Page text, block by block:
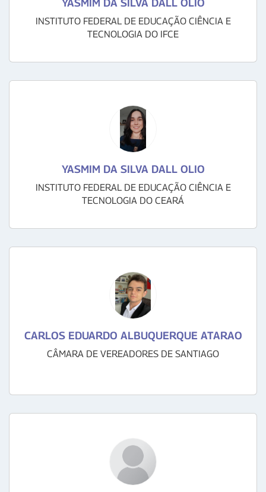
YASMIM DA SILVA DALL OLIO
INSTITUTO FEDERAL DE EDUCAÇÃO CIÊNCIA E
TECNOLOGIA DO IFCE
YASMIM DA SILVA DALL OLIO
INSTITUTO FEDERAL DE EDUCAÇÃO CIÊNCIA E
TECNOLOGIA DO CEARÁ
CARLOS EDUARDO ALBUQUERQUE ATARAO
CÂMARA DE VEREADORES DE SANTIAGO